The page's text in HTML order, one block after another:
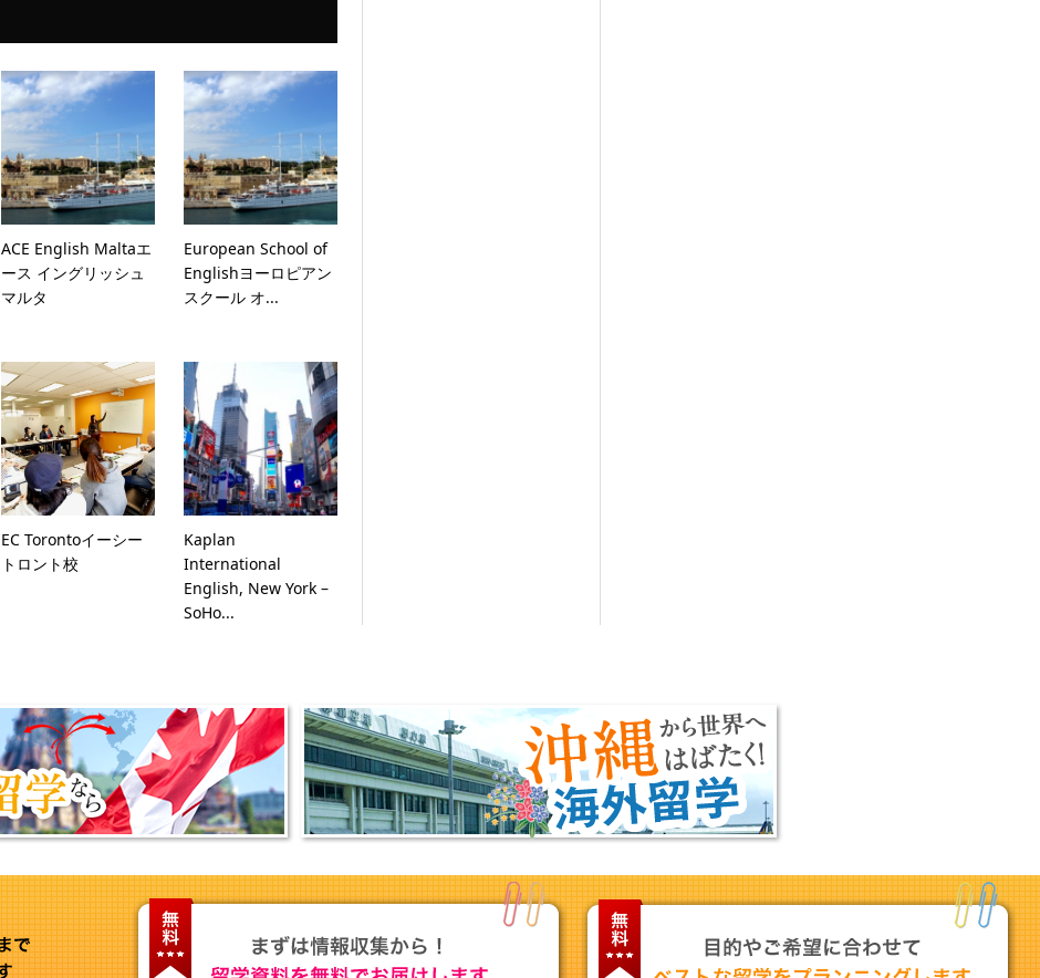
ACE English Maltaエ
ース イングリッシュ
マルタ
European School of
Englishヨーロピアン
スクール オ...
EC Torontoイーシー
トロント校
Kaplan
International
English, New York –
SoHo...